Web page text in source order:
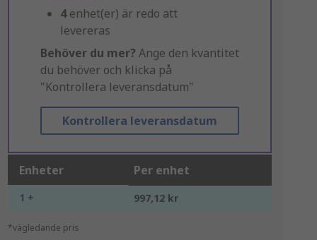
4enhet(er) är redo att
levereras
Behöver du mer? Ange den kvantitet
du behöver och klicka på
"Kontrollera leveransdatum"
Kontrollera leveransdatum
Enheter Per enhet
1 + 997,12 kr
*vägledande pris